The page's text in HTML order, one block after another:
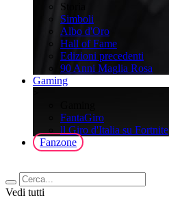
Storia
Simboli
Albo d'Oro
Hall of Fame
Edizioni precedenti
90 Anni Maglia Rosa
Gaming
FantaGiro
ll Giro d'Italia su Fortnite
Fanzone
Vedi tutti